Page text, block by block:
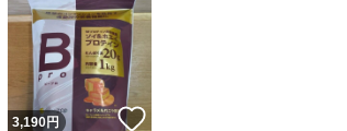
ユーザーの実績について
いね！
3,190円